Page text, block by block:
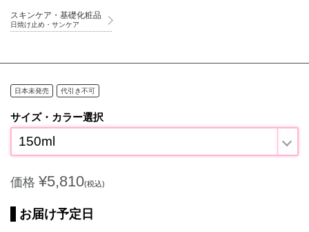
スキンケア・基礎化粧品
日焼け止め・サンケア
日本未発売 代引き不可
サイズ・カラー選択
150ml
価格 ¥5,810(税込)
お届け予定日